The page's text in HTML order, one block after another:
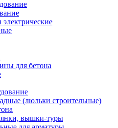
электрические
для бетона
(люльки строительные)
вышки-туры